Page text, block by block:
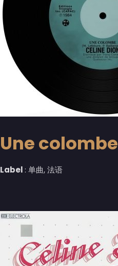
Une colombe
Label: 单曲, 法语